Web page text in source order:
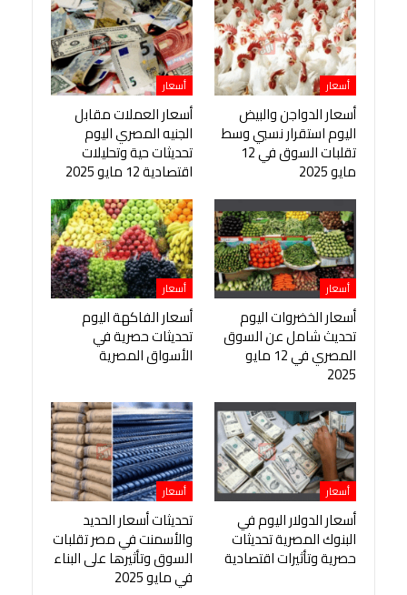
أسعار
أسعار الدواجن والبيض
اليوم استقرار نسبي وسط
تقلبات السوق في 12
مايو 2025
أسعار
أسعار العملات مقابل
الجنيه المصري اليوم
تحديثات حية وتحليلات
اقتصادية 12 مايو 2025
أسعار
أسعار الخضروات اليوم
تحديث شامل عن السوق
المصري في 12 مايو
2025
أسعار
أسعار الفاكهة اليوم
تحديثات حصرية في
الأسواق المصرية
أسعار
أسعار الدولار اليوم في
البنوك المصرية تحديثات
حصرية وتأثيرات اقتصادية
أسعار
تحديثات أسعار الحديد
والأسمنت في مصر تقلبات
السوق وتأثيرها على البناء
في مايو 2025